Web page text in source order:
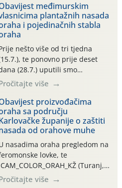
o preventivnim
zaštite krizantema od
uzročnika bolesti,
i fito-fagnih grinja (23.7.,
06.7.)! Na početku ovog
je zabilježeno je
i ekstremno vruće
razdoblje, uz
temperature […]
međimurskim
plantažnih nasada
i pojedinačnih stabla
nešto više od tri tjedna
te ponovno prije deset
(28.7.) uputili smo
vlasnicima plantažnih
nasada oraha i pojedinačnih
o početku leta i
potrebi usmjerenog
orahove muhe
completa)! Već
dana traje drugi
“toplinski udar”, koji
naročito izražen zadnja šest
(31.7.-05.8.), jer najviše
zraka svakodnevno
više
proizvođačima
sa području
županije o zaštiti
od orahove muhe
nasadima oraha pregledom na
lovke, te
CAM_COLOR_ORAH_KŽ (Turanj,
zabilježena je mala
više